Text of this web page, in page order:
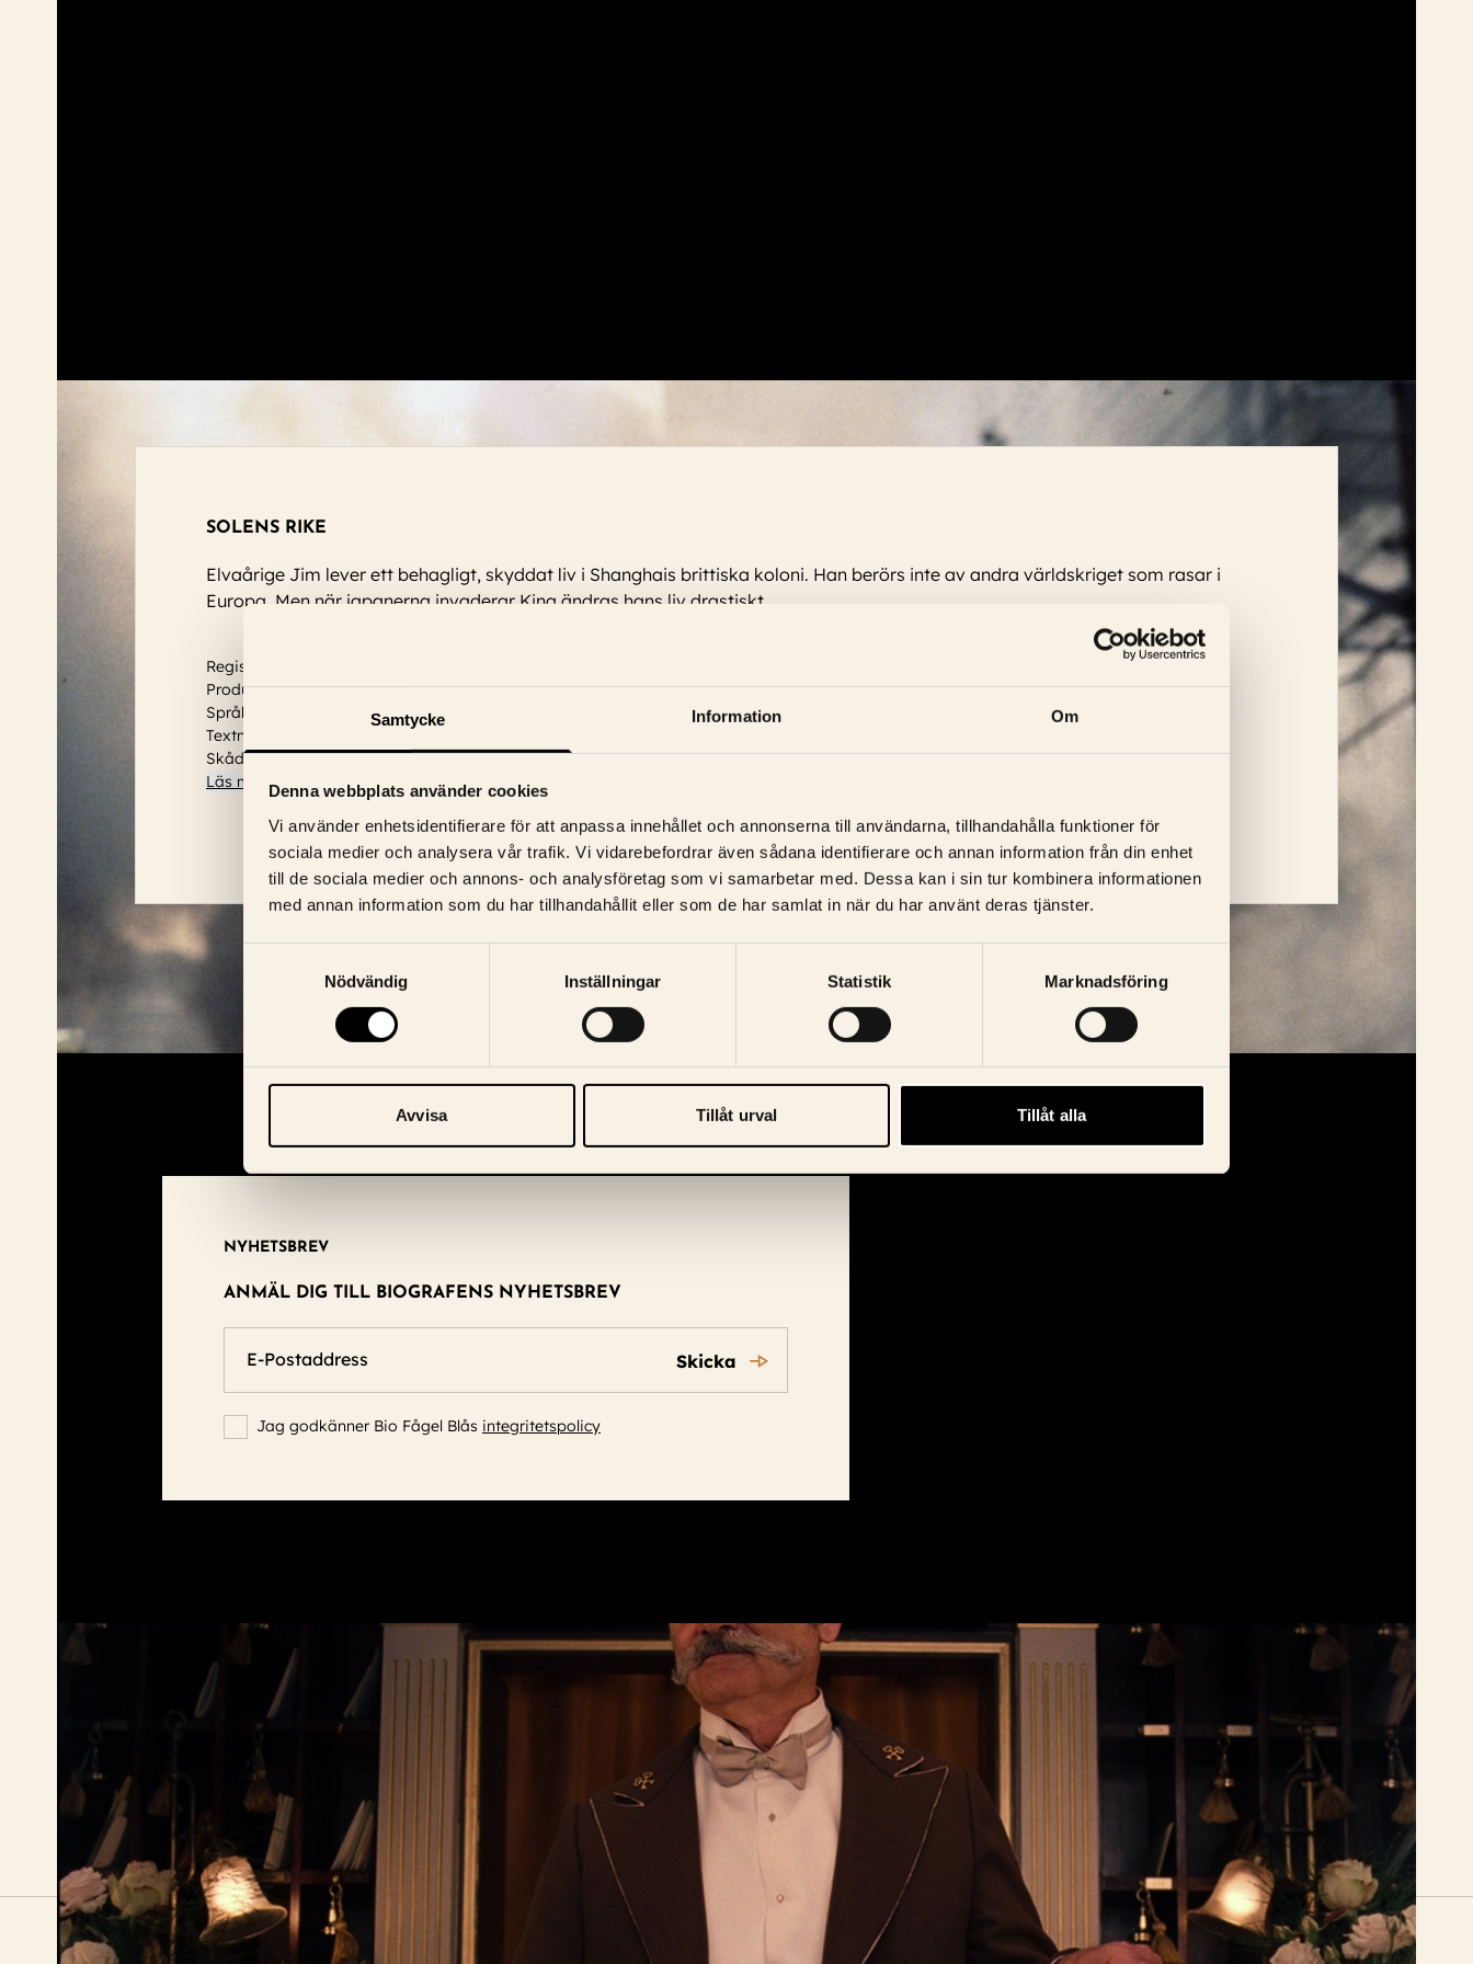
Samtycke Information Om
Denna webbplats använder cookies
Vi använder enhetsidentifierare för att anpassa innehållet och annonserna till användarna, tillhandahålla funktioner för
sociala medier och analysera vår trafik. Vi vidarebefordrar även sådana identifierare och annan information från din enhet
till de sociala medier och annons- och analysföretag som vi samarbetar med. Dessa kan i sin tur kombinera informationen
med annan information som du har tillhandahållit eller som de har samlat in när du har använt deras tjänster.
Nödvändig
Inställningar Statistik Marknadsföring
Avvisa Tillåt urval Tillåt alla
SOLENS RIKE
Elvaårige Jim lever ett behagligt, skyddat liv i Shanghais brittiska koloni. Han berörs inte av andra världskriget som rasar i
Europa. Men när japanerna invaderar Kina ändras hans liv drastiskt.
Regissör: Steven Spielberg, David Tomblin, Roy Button, Steve Harding, Nik Korda, Ken Shane
Produktionsår: 1987
Språk: Engelska
Textning: Inga
Skådespelare:James Greene, Christian Bale, Ralph Seymour, Leslie Phillips, Miranda Richardson, Burt Kwouk, Joe Pantoliano, Ben Stiller...
Läs mer
NYHETSBREV
ANMÄL DIG TILL BIOGRAFENS NYHETSBREV
Skicka
Jag godkänner Bio Fågel Blås integritetspolicy